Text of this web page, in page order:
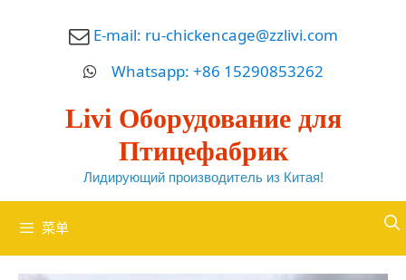
E-mail: ru-chickencage@zzlivi.com
Whatsapp: +86 15290853262
Livi Оборудование для
Птицефабрик
Лидирующий производитель из Китая!
菜单